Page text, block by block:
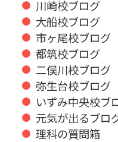
川崎校ブログ
大船校ブログ
市ヶ尾校ブログ
都筑校ブログ
二俣川校ブログ
弥生台校ブログ
いずみ中央校ブ
元気が出るブロ
理科の質問箱